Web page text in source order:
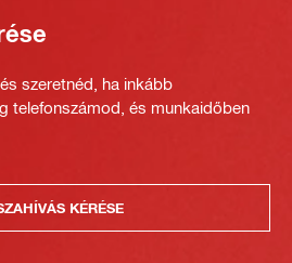
szeretnéd, ha inkább
telefonszámod, és munkaidőben
KÉRÉSE